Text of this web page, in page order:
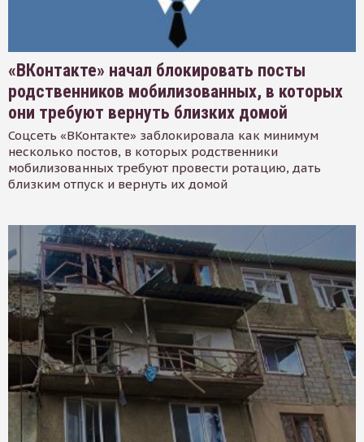
«ВКонтакте» начал блокировать посты
родственников мобилизованных, в которых
они требуют вернуть близких домой
Соцсеть «ВКонтакте» заблокировала как минимум
несколько постов, в которых родственники
мобилизованных требуют провести ротацию, дать
близким отпуск и вернуть их домой